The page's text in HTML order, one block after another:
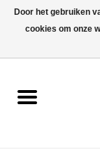
Wenskaarten
Door het gebruiken
cookies om onze
Wij zijn